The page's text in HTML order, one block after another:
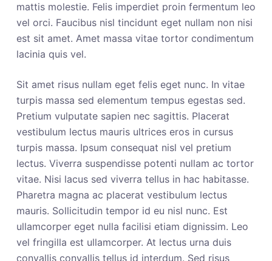
mattis molestie. Felis imperdiet proin fermentum leo
vel orci. Faucibus nisl tincidunt eget nullam non nisi
est sit amet. Amet massa vitae tortor condimentum
lacinia quis vel.
Sit amet risus nullam eget felis eget nunc. In vitae
turpis massa sed elementum tempus egestas sed.
Pretium vulputate sapien nec sagittis. Placerat
vestibulum lectus mauris ultrices eros in cursus
turpis massa. Ipsum consequat nisl vel pretium
lectus. Viverra suspendisse potenti nullam ac tortor
vitae. Nisi lacus sed viverra tellus in hac habitasse.
Pharetra magna ac placerat vestibulum lectus
mauris. Sollicitudin tempor id eu nisl nunc. Est
ullamcorper eget nulla facilisi etiam dignissim. Leo
vel fringilla est ullamcorper. At lectus urna duis
convallis convallis tellus id interdum. Sed risus